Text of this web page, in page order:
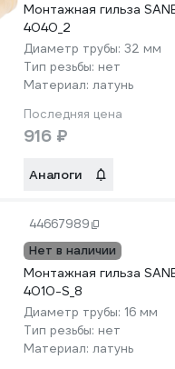
Монтажная гильза
4040_2
Диаметр трубы: 32 мм
Тип резьбы: нет
Материал: латунь
Последняя цена
916 ₽
Аналоги
44667989
Нет в наличии
Монтажная гильза
4010-S_8
Диаметр трубы: 16 мм
Тип резьбы: нет
Материал: латунь